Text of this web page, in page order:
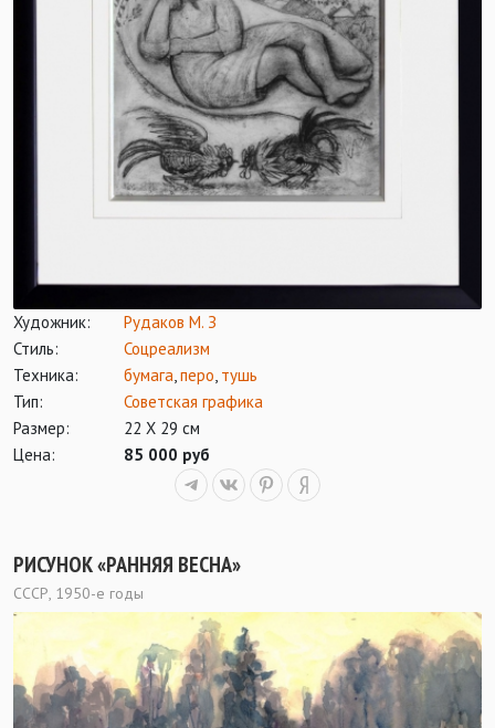
Художник:
Рудаков М. З
Стиль:
Соцреализм
Техника:
бумага,перо, тушь
Тип:
Советская графика
Размер:
22 Х 29 см
Цена:
85 000 руб
РИСУНОК «РАННЯЯ ВЕСНА»
СССР, 1950-е годы